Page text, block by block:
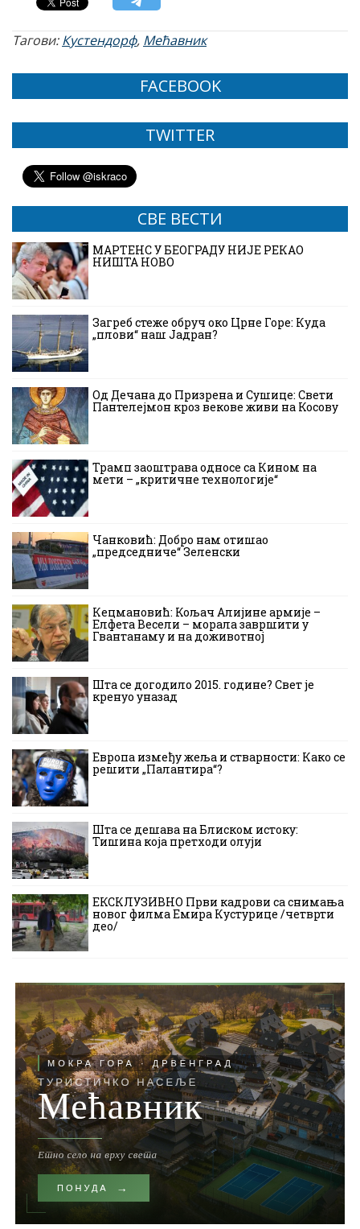
Тагови:Кустендорф, Мећавник
FACEBOOK
TWITTER
СВЕ ВЕСТИ
МАРТЕНС У БЕОГРАДУ НИЈЕ РЕКАО
НИШТА НОВО
Загреб стеже обруч око Црне Горе: Куда
„плови“ наш Јадран?
Од Дечана до Призрена и Сушице: Свети
Пантелејмон кроз векове живи на Косову
Трамп заоштрава односе са Кином на
мети – „критичне технологије“
Чанковић: Добро нам отишао
„председниче“ Зеленски
Кецмановић: Кољач Алијине армије –
Елфета Весели – морала завршити у
Гвантанаму и на доживотној
Шта се догодило 2015. године? Свет је
кренуо уназад
Европа између жеља и стварности: Како се
решити „Палантира“?
Шта се дешава на Блиском истоку:
Тишина која претходи олуји
ЕКСКЛУЗИВНО Први кадрови са снимања
новог филма Емира Кустурице /четврти
део/